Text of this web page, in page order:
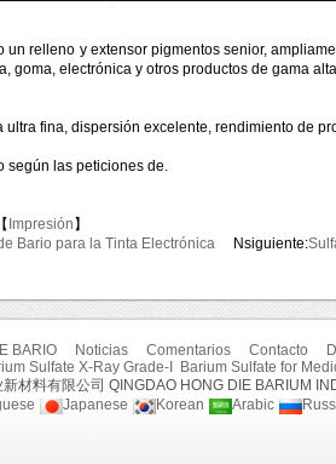
un relleno y extensor pigmentos senior,
goma, electrónica y otros productos de gama
ultra fina, dispersión excelente, rendimiento de
según las peticiones de.
Impresión 】
Bario para la Tinta ElectrónicaNsiguiente:
BARIO Noticias Comentarios Contacto
Sulfate X-Ray Grade-I
Barium Sulfate for
材料有限公司 QINGDAO HONG DIE BARIUM
Japanese Korean Arabic